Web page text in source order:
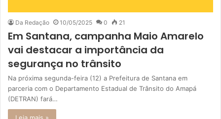
Da Redação 10/05/2025 0 21
Em Santana, campanha Maio Amarelo
vai destacar a importância da
segurança no trânsito
Na próxima segunda-feira (12) a Prefeitura de Santana em
parceria com o Departamento Estadual de Trânsito do Amapá
(DETRAN) fará…